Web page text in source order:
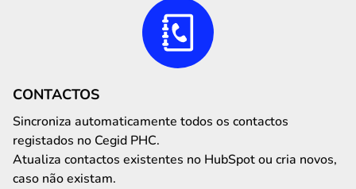
CONTACTOS
Sincroniza automaticamente todos os contactos
registados no Cegid PHC.
Atualiza contactos existentes no HubSpot ou cria novos,
caso não existam.